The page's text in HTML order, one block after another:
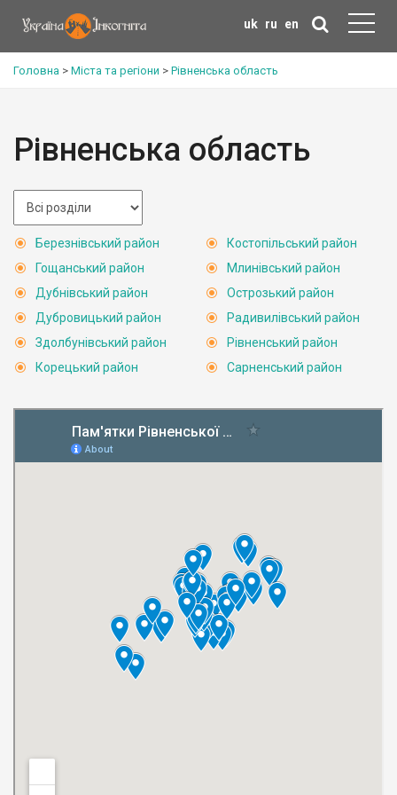
uk ru en
Головна > Міста та регіони > Рівненська область
Рівненська область
Березнівський район
Гощанський район
Дубнівський район
Дубровицький район
Здолбунівський район
Корецький район
Костопільський район
Млинівський район
Острозький район
Радивилівський район
Рівненський район
Сарненський район